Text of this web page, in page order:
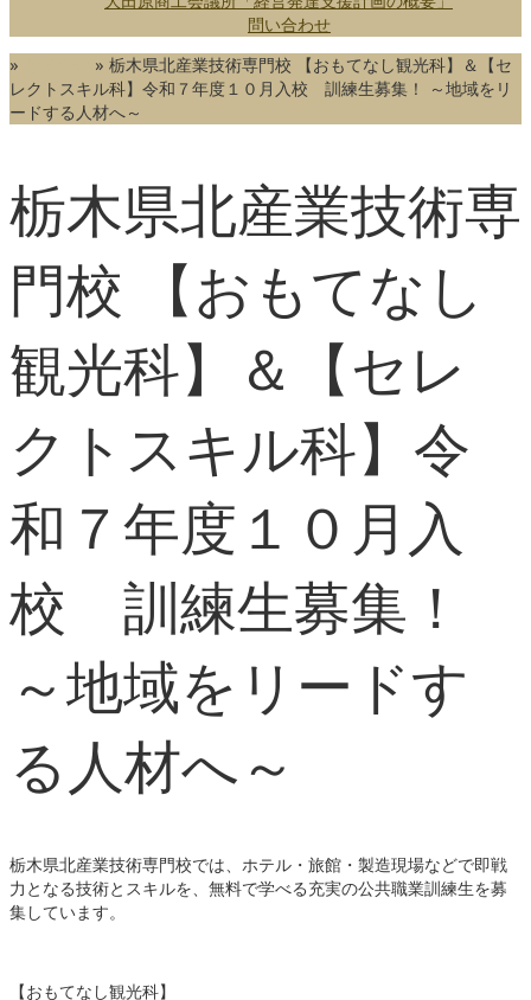
問い合わせ
»
» 栃木県北産業技術専門校 【おもてなし観光科】＆【セ
レクトスキル科】令和７年度１０月入校 訓練生募集！ ～地域をリ
ードする人材へ～
栃木県北産業技術専
門校 【おもてなし
観光科】＆【セレ
クトスキル科】令
和７年度１０月入
校 訓練生募集！
～地域をリードす
る人材へ～
栃木県北産業技術専門校では、ホテル・旅館・製造現場などで即戦
力となる技術とスキルを、無料で学べる充実の公共職業訓練生を募
集しています。
【おもてなし観光科】